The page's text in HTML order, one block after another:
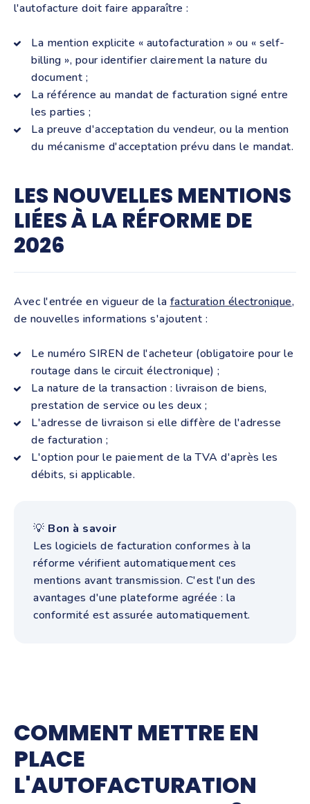
l'autofacture doit faire apparaître :
La mention explicite « autofacturation » ou « self-
billing », pour identifier clairement la nature du
document ;
La référence au mandat de facturation signé entre
les parties ;
La preuve d'acceptation du vendeur, ou la mention
du mécanisme d'acceptation prévu dans le mandat.
LES NOUVELLES MENTIONS
LIÉES À LA RÉFORME DE
2026
Avec l'entrée en vigueur de la facturation électronique,
de nouvelles informations s'ajoutent :
Le numéro SIREN de l'acheteur (obligatoire pour le
routage dans le circuit électronique) ;
La nature de la transaction : livraison de biens,
prestation de service ou les deux ;
L'adresse de livraison si elle diffère de l'adresse
de facturation ;
L'option pour le paiement de la TVA d'après les
débits, si applicable.
💡 Bon à savoir
Les logiciels de facturation conformes à la
réforme vérifient automatiquement ces
mentions avant transmission. C'est l'un des
avantages d'une plateforme agréée : la
conformité est assurée automatiquement.
COMMENT METTRE EN
PLACE
L'AUTOFACTURATION